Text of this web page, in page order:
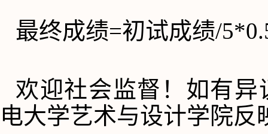
最终成绩=初试成绩/
欢迎社会监督！如有
电大学艺术与设计学院反